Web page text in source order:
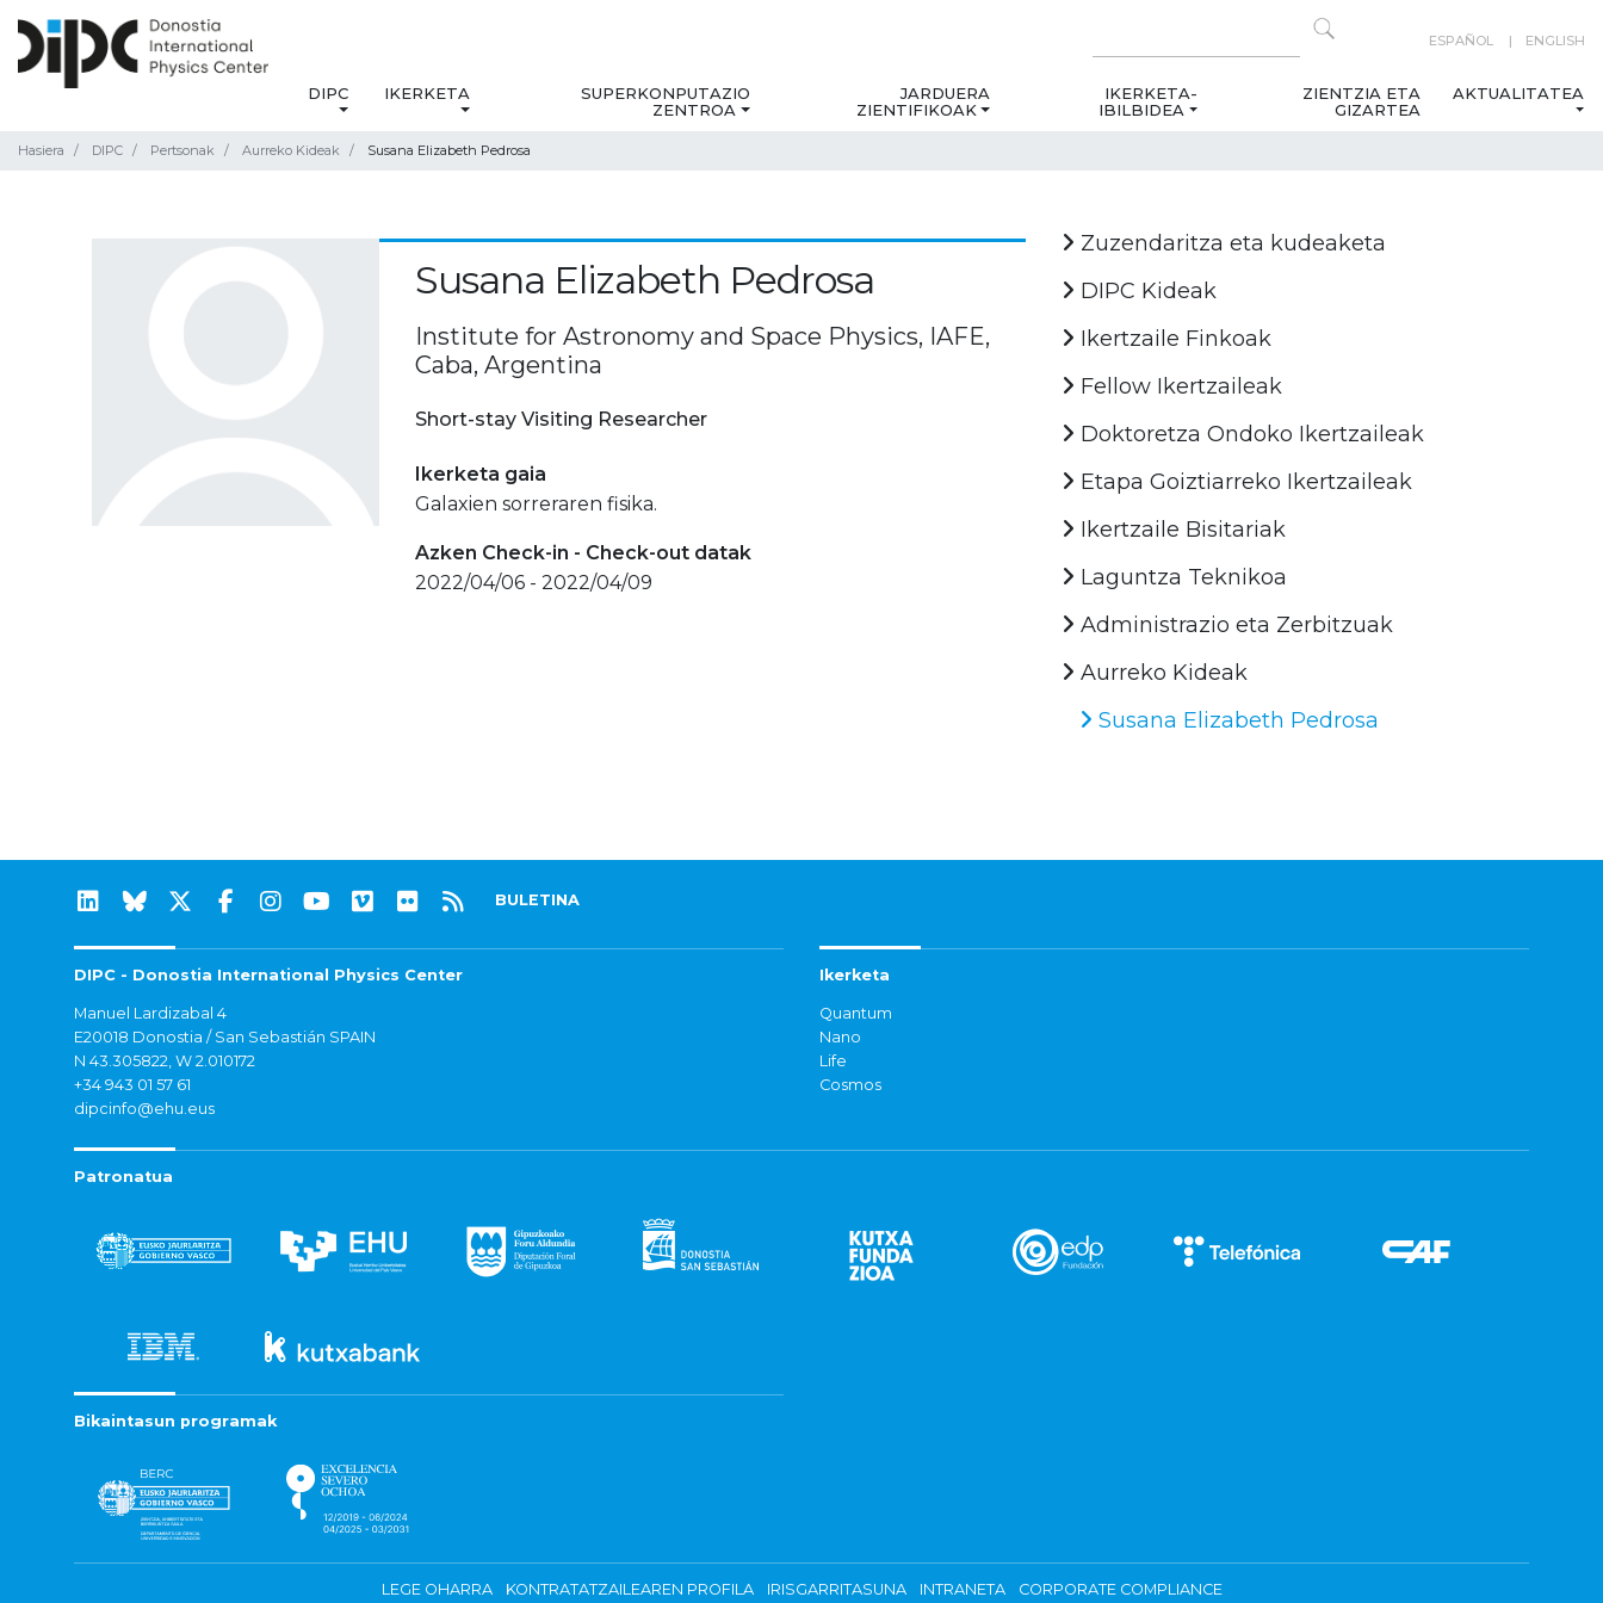
ESPAÑOL ENGLISH
DIPC IKERKETA
SUPERKONPUTAZIO
ZENTROA
JARDUERA
ZIENTIFIKOAK
IKERKETA-
IBILBIDEA
ZIENTZIA ETA
GIZARTEA
AKTUALITATEA
Hasiera DIPC Pertsonak Aurreko Kideak Susana Elizabeth Pedrosa
Susana Elizabeth Pedrosa
Institute for Astronomy and Space Physics, IAFE,
Caba, Argentina
Short-stay Visiting Researcher
Ikerketa gaia
Galaxien sorreraren fisika.
Azken Check-in - Check-out datak
2022/04/06 - 2022/04/09
Zuzendaritza eta kudeaketa
DIPC Kideak
Ikertzaile Finkoak
Fellow Ikertzaileak
Doktoretza Ondoko Ikertzaileak
Etapa Goiztiarreko Ikertzaileak
Ikertzaile Bisitariak
Laguntza Teknikoa
Administrazio eta Zerbitzuak
Aurreko Kideak
Susana Elizabeth Pedrosa
BULETINA
DIPC - Donostia International Physics Center
Manuel Lardizabal 4
E20018 Donostia / San Sebastián SPAIN
N 43.305822, W 2.010172
+34 943 01 57 61
dipcinfo@ehu.eus
Ikerketa
Quantum
Nano
Life
Cosmos
Patronatua
Bikaintasun programak
LEGE OHARRA KONTRATATZAILEAREN PROFILA IRISGARRITASUNA INTRANETA CORPORATE COMPLIANCE